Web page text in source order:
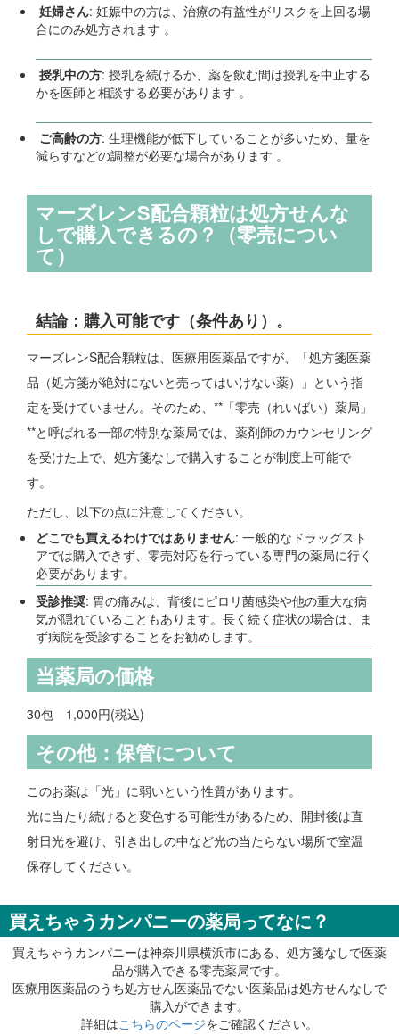
妊婦さん: 妊娠中の方は、治療の有益性がリスクを上回る場
合にのみ処方されます 。
授乳中の方: 授乳を続けるか、薬を飲む間は授乳を中止する
かを医師と相談する必要があります 。
ご高齢の方: 生理機能が低下していることが多いため、量を
減らすなどの調整が必要な場合があります 。
マーズレンS配合顆粒は処方せんな
しで購入できるの？（零売につい
て）
結論：購入可能です（条件あり）。
マーズレンS配合顆粒は、医療用医薬品ですが、「処方箋医薬
品（処方箋が絶対にないと売ってはいけない薬）」という指
定を受けていません。そのため、**「零売（れいばい）薬局」
**と呼ばれる一部の特別な薬局では、薬剤師のカウンセリング
を受けた上で、処方箋なしで購入することが制度上可能で
す。
ただし、以下の点に注意してください。
どこでも買えるわけではありません: 一般的なドラッグスト
アでは購入できず、零売対応を行っている専門の薬局に行く
必要があります。
受診推奨: 胃の痛みは、背後にピロリ菌感染や他の重大な病
気が隠れていることもあります。長く続く症状の場合は、ま
ず病院を受診することをお勧めします。
当薬局の価格
30包 1,000円(税込)
その他：保管について
このお薬は「光」に弱いという性質があります。
光に当たり続けると変色する可能性があるため、開封後は直
射日光を避け、引き出しの中など光の当たらない場所で室温
保存してください。
買えちゃうカンパニーの薬局ってなに？
買えちゃうカンパニーは神奈川県横浜市にある、処方箋なしで医薬
品が購入できる零売薬局です。
医療用医薬品のうち処方せん医薬品でない医薬品は処方せんなしで
購入ができます。
詳細はこちらのページをご確認ください。